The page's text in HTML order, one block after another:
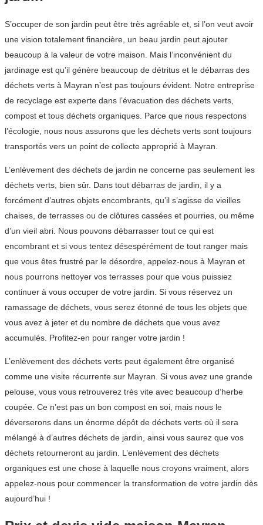
S’occuper de son jardin peut être très agréable et, si l’on veut avoir
une vision totalement financière, un beau jardin peut ajouter
beaucoup à la valeur de votre maison. Mais l’inconvénient du
jardinage est qu’il génère beaucoup de détritus et le débarras des
déchets verts à Mayran n’est pas toujours évident. Notre entreprise
de recyclage est experte dans l’évacuation des déchets verts,
compost et tous déchets organiques. Parce que nous respectons
l’écologie, nous nous assurons que les déchets verts sont toujours
transportés vers un point de collecte approprié à Mayran.
L’enlèvement des déchets de jardin ne concerne pas seulement les
déchets verts, bien sûr. Dans tout débarras de jardin, il y a
forcément d’autres objets encombrants, qu’il s’agisse de vieilles
chaises, de terrasses ou de clôtures cassées et pourries, ou même
d’un vieil abri. Nous pouvons débarrasser tout ce qui est
encombrant et si vous tentez désespérément de tout ranger mais
que vous êtes frustré par le désordre, appelez-nous à Mayran et
nous pourrons nettoyer vos terrasses pour que vous puissiez
continuer à vous occuper de votre jardin. Si vous réservez un
ramassage de déchets, vous serez étonné de tous les objets que
vous avez à jeter et du nombre de déchets que vous avez
accumulés. Profitez-en pour ranger votre jardin !
L’enlèvement des déchets verts peut également être organisé
comme une visite récurrente sur Mayran. Si vous avez une grande
pelouse, vous vous retrouverez très vite avec beaucoup d’herbe
coupée. Ce n’est pas un bon compost en soi, mais nous le
déverserons dans un énorme dépôt de déchets verts où il sera
mélangé à d’autres déchets de jardin, ainsi vous saurez que vos
déchets retourneront au jardin. L’enlèvement des déchets
organiques est une chose à laquelle nous croyons vraiment, alors
appelez-nous pour commencer la transformation de votre jardin dès
aujourd’hui !